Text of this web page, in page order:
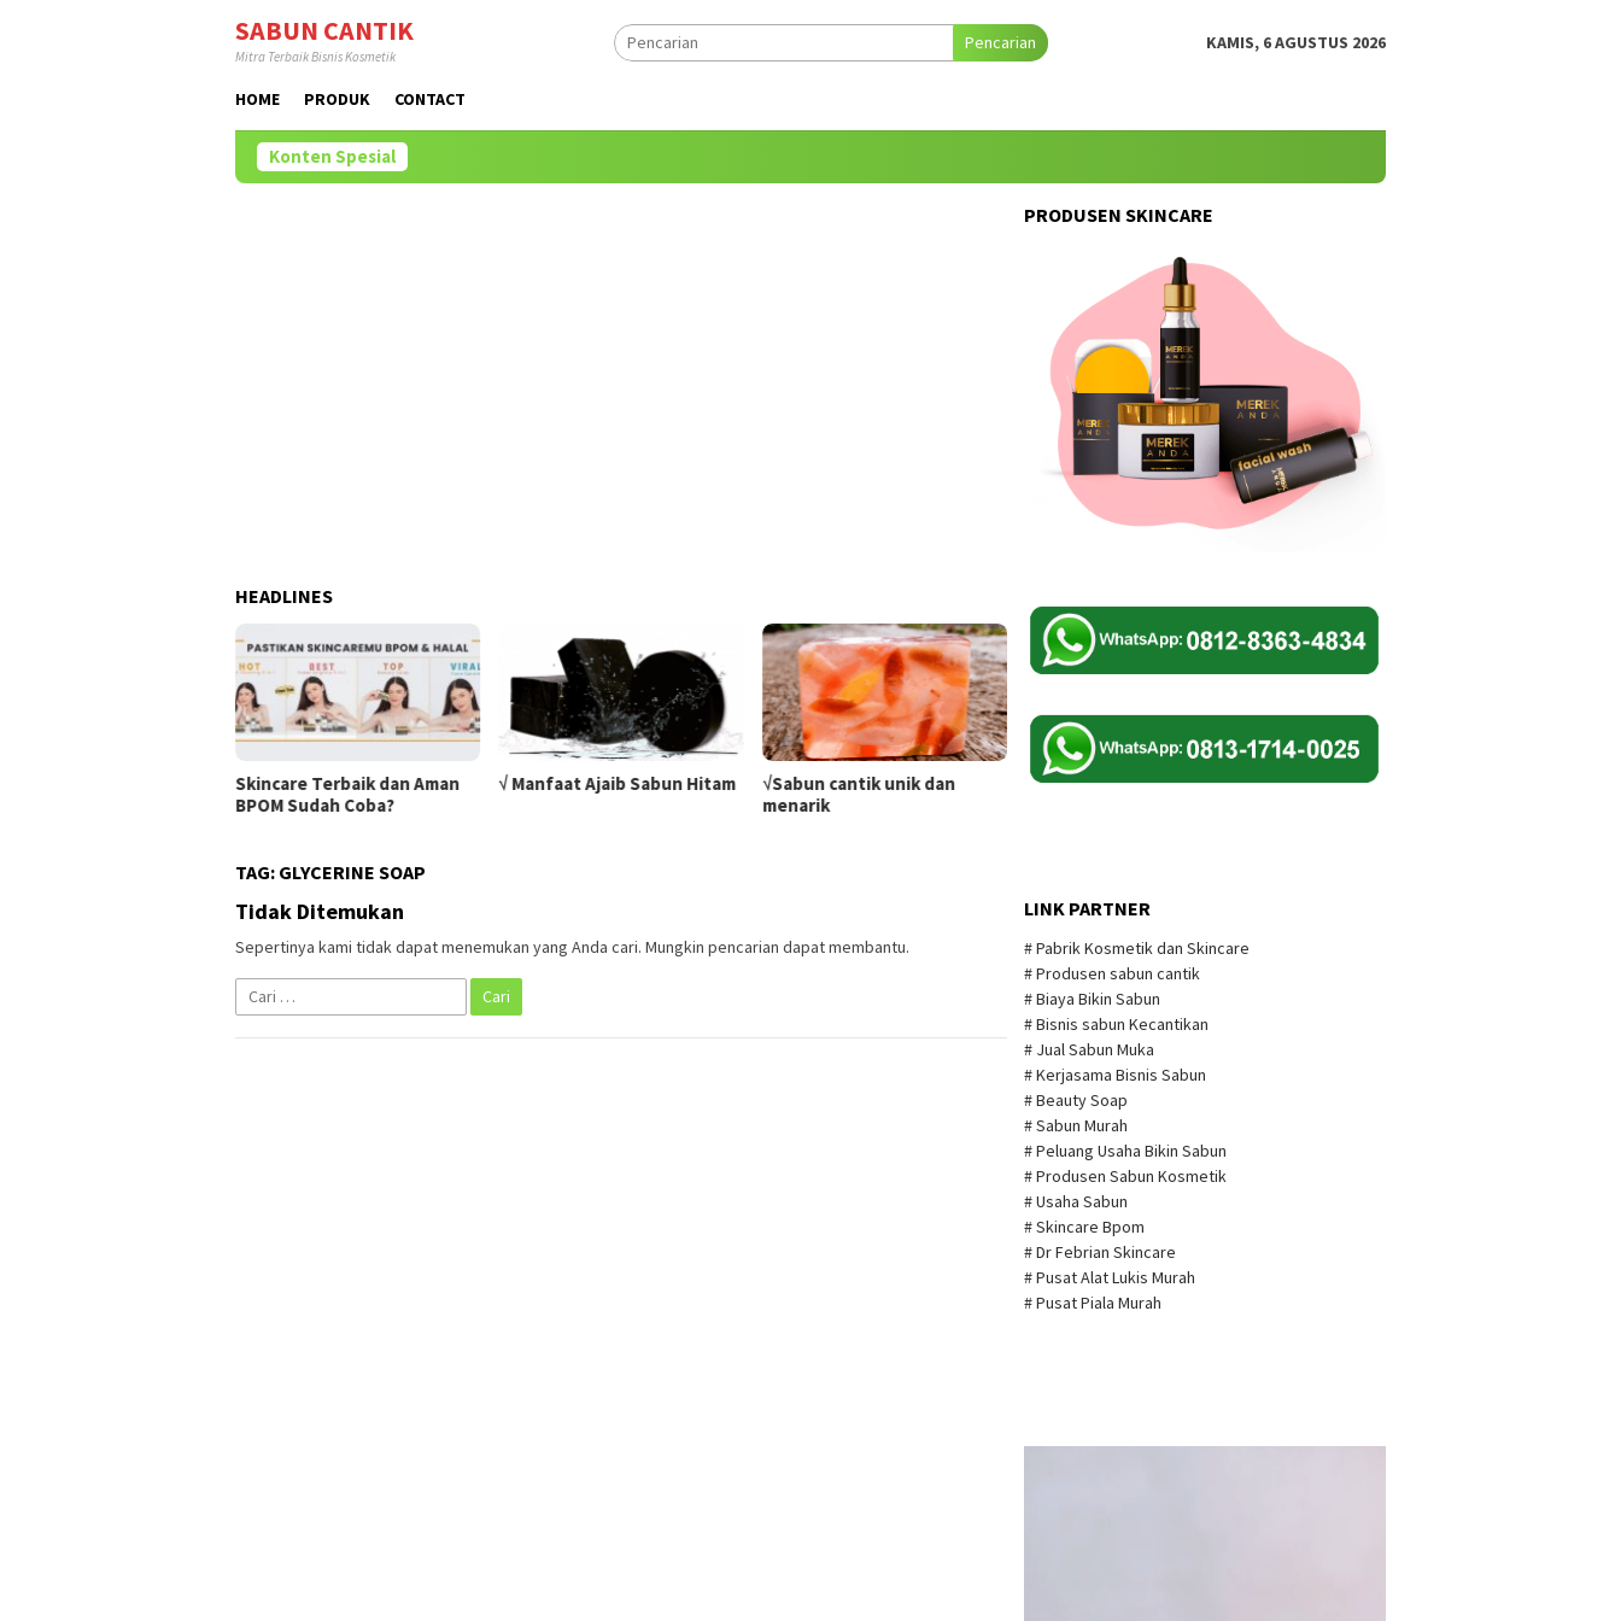
SABUN CANTIK
Mitra Terbaik Bisnis Kosmetik
Pencarian KAMIS, 6 AGUSTUS 2026
HOME PRODUK CONTACT
Konten Spesial
HEADLINES
Skincare Terbaik dan Aman
BPOM Sudah Coba?
√ Manfaat Ajaib Sabun Hitam
√Sabun cantik unik dan
menarik
TAG: GLYCERINE SOAP
Tidak Ditemukan
Sepertinya kami tidak dapat menemukan yang Anda cari. Mungkin pencarian dapat membantu.
Cari
untuk:
PRODUSEN SKINCARE
LINK PARTNER
# Pabrik Kosmetik dan Skincare
# Produsen sabun cantik
# Biaya Bikin Sabun
# Bisnis sabun Kecantikan
# Jual Sabun Muka
# Kerjasama Bisnis Sabun
# Beauty Soap
# Sabun Murah
# Peluang Usaha Bikin Sabun
# Produsen Sabun Kosmetik
# Usaha Sabun
# Skincare Bpom
# Dr Febrian Skincare
# Pusat Alat Lukis Murah
# Pusat Piala Murah